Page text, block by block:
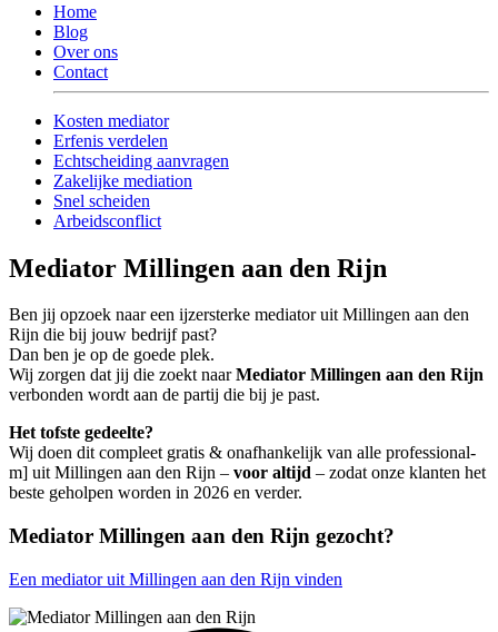
Home
Blog
Over ons
Contact
Kosten mediator
Erfenis verdelen
Echtscheiding aanvragen
Zakelijke mediation
Snel scheiden
Arbeidsconflict
Mediator Millingen aan den Rijn
Ben jij opzoek naar een ijzersterke mediator uit Millingen aan den
Rijn die bij jouw bedrijf past?
Dan ben je op de goede plek.
Wij zorgen dat jij die zoekt naarMediator Millingen aan den Rijn
verbonden wordt aan de partij die bij je past.
Het tofste gedeelte?
Wij doen dit compleet gratis & onafhankelijk van alle professional-
m] uit Millingen aan den Rijn – voor altijd – zodat onze klanten het
beste geholpen worden in 2026 en verder.
Mediator Millingen aan den Rijn gezocht?
Een mediator uit Millingen aan den Rijn vinden